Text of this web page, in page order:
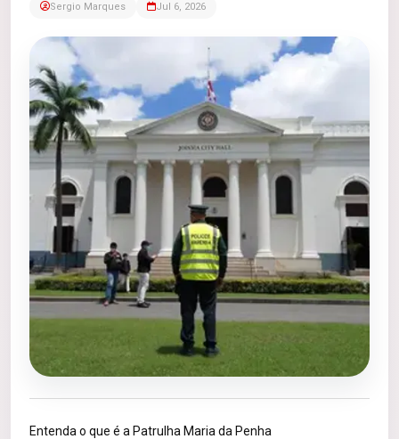
Sergio Marques Jul 6, 2026
Entenda o que é a Patrulha Maria da Penha